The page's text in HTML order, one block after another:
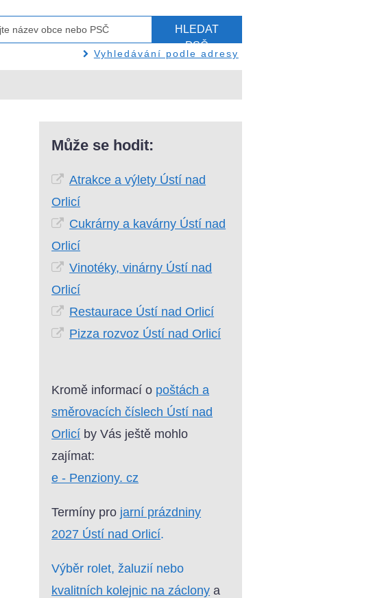
HLEDAT
PSČ
Vyhledávání podle adresy
Může se hodit:
Atrakce a výlety Ústí nad
Orlicí
Cukrárny a kavárny Ústí nad
Orlicí
Vinotéky, vinárny Ústí nad
Orlicí
Restaurace Ústí nad Orlicí
Pizza rozvoz Ústí nad Orlicí
Kromě informací o poštách a
směrovacích číslech Ústí nad
Orlicí by Vás ještě mohlo
zajímat:
e - Penziony. cz
Termíny pro jarní prázdniny
2027 Ústí nad Orlicí.
Výběr rolet, žaluzií nebo
kvalitních kolejnic na záclony a